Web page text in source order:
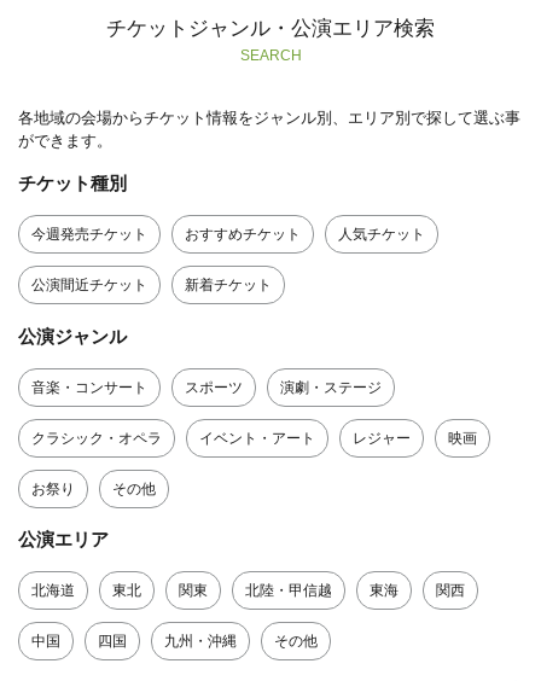
チケットジャンル・公演エリア検索
SEARCH
各地域の会場からチケット情報をジャンル別、エリア別で探して選ぶ事
ができます。
チケット種別
今週発売チケット おすすめチケット 人気チケット
公演間近チケット 新着チケット
公演ジャンル
音楽・コンサート スポーツ 演劇・ステージ
クラシック・オペラ イベント・アート レジャー 映画
お祭り その他
公演エリア
北海道 東北 関東 北陸・甲信越 東海 関西
中国 四国 九州・沖縄 その他